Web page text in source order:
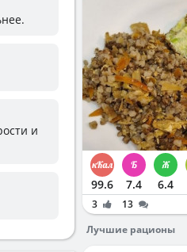
и
99.6 7.4 6.4
3
13
Лучшие рационы